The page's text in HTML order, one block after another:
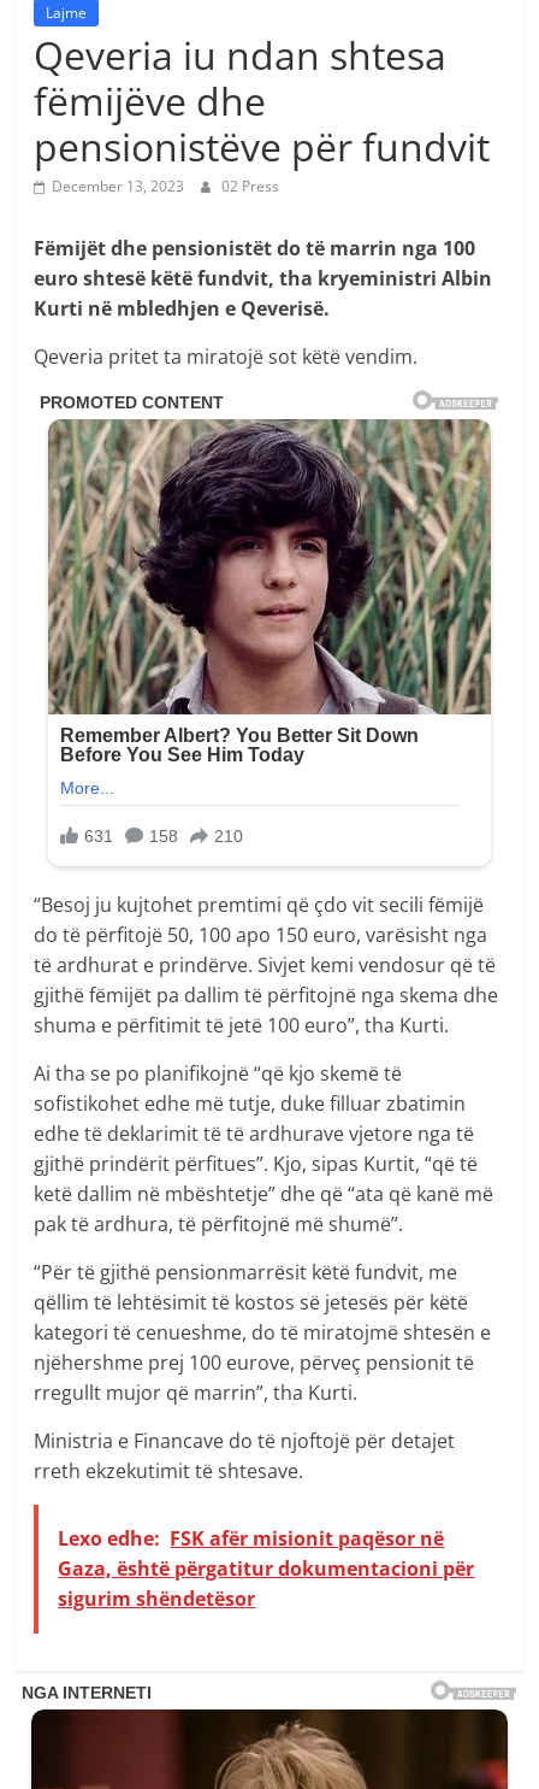
Lajme
Qeveria iu ndan shtesa
fëmijëve dhe
pensionistëve për fundvit
December 13, 2023 02 Press
Fëmijët dhe pensionistët do të marrin nga 100
euro shtesë këtë fundvit, tha kryeministri Albin
Kurti në mbledhjen e Qeverisë.
Qeveria pritet ta miratojë sot këtë vendim.
“Besoj ju kujtohet premtimi që çdo vit secili fëmijë
do të përfitojë 50, 100 apo 150 euro, varësisht nga
të ardhurat e prindërve. Sivjet kemi vendosur që të
gjithë fëmijët pa dallim të përfitojnë nga skema dhe
shuma e përfitimit të jetë 100 euro”, tha Kurti.
Ai tha se po planifikojnë “që kjo skemë të
sofistikohet edhe më tutje, duke filluar zbatimin
edhe të deklarimit të të ardhurave vjetore nga të
gjithë prindërit përfitues”. Kjo, sipas Kurtit, “që të
ketë dallim në mbështetje” dhe që “ata që kanë më
pak të ardhura, të përfitojnë më shumë”.
“Për të gjithë pensionmarrësit këtë fundvit, me
qëllim të lehtësimit të kostos së jetesës për këtë
kategori të cenueshme, do të miratojmë shtesën e
njëhershme prej 100 eurove, përveç pensionit të
rregullt mujor që marrin”, tha Kurti.
Ministria e Financave do të njoftojë për detajet
rreth ekzekutimit të shtesave.
Lexo edhe: FSK afër misionit paqësor në
Gaza, është përgatitur dokumentacioni për
sigurim shëndetësor